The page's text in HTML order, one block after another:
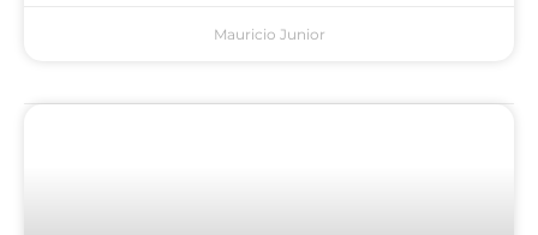
Mauricio Junior